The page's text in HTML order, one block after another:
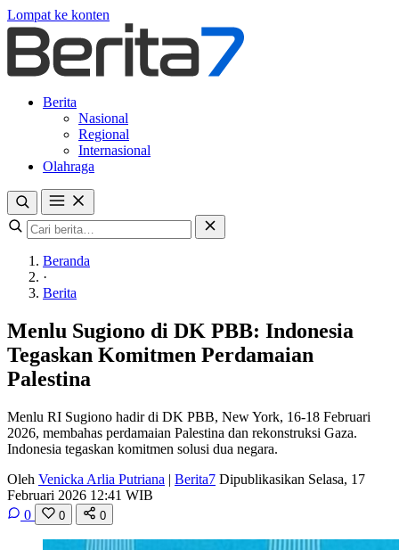
Lompat ke konten
Berita
Nasional
Regional
Internasional
Olahraga
Beranda
·
Berita
Menlu Sugiono di DK PBB: Indonesia
Tegaskan Komitmen Perdamaian
Palestina
Menlu RI Sugiono hadir di DK PBB, New York, 16-18 Februari
2026, membahas perdamaian Palestina dan rekonstruksi Gaza.
Indonesia tegaskan komitmen solusi dua negara.
Oleh Venicka Arlia Putriana | Berita7 Dipublikasikan Selasa, 17
Februari 2026 12:41 WIB
0
0 0